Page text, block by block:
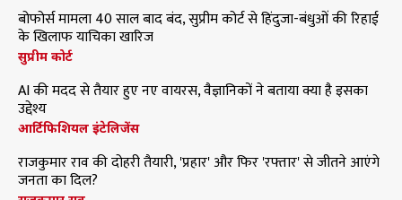
बोफोर्स मामला 40 साल बाद बंद, सुप्रीम कोर्ट से हिंदुजा-बंधुओं की रिहाई
के खिलाफ याचिका खारिज
सुप्रीम कोर्ट
AI की मदद से तैयार हुए नए वायरस, वैज्ञानिकों ने बताया क्या है इसका
उद्देश्य
आर्टिफिशियल इंटेलिजेंस
राजकुमार राव की दोहरी तैयारी, 'प्रहार' और फिर 'रफ्तार' से जीतने आएंगे
जनता का दिल?